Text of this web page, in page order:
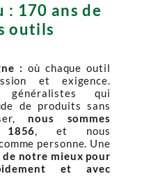
170 ans de
outils
: où chaque outil
et exigence.
généralistes qui
de produits sans
nous sommes
, et nous
personne. Une
de notre mieux pour
et avec